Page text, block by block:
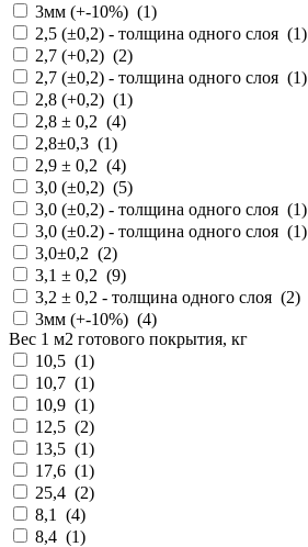
3мм (+-10%) (1)
2,5 (±0,2) - толщина одного слоя (1)
2,7 (+0,2) (2)
2,7 (±0,2) - толщина одного слоя (1)
2,8 (+0,2) (1)
2,8 ± 0,2 (4)
2,8±0,3 (1)
2,9 ± 0,2 (4)
3,0 (±0,2) (5)
3,0 (±0,2) - толщина одного слоя (1)
3,0 (±0.2) - толщина одного слоя (1)
3,0±0,2 (2)
3,1 ± 0,2 (9)
3,2 ± 0,2 - толщина одного слоя (2)
3мм (+-10%) (4)
Вес 1 м2 готового покрытия, кг
10,5 (1)
10,7 (1)
10,9 (1)
12,5 (2)
13,5 (1)
17,6 (1)
25,4 (2)
8,1 (4)
8,4 (1)